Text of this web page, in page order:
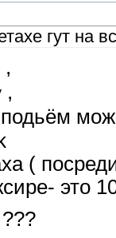
гут на
,
,
(
это